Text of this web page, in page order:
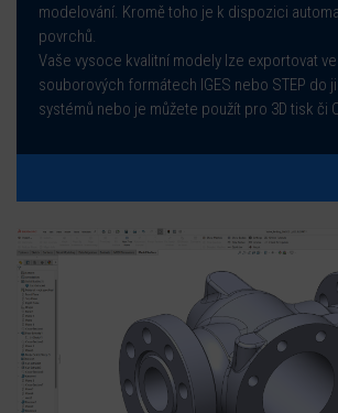
modelování. Kromě toho je k dispozici
povrchů.
Vaše vysoce kvalitní modely lze exportovat
souborových formátech IGES nebo STEP do
systémů nebo je můžete použít pro 3D tisk či